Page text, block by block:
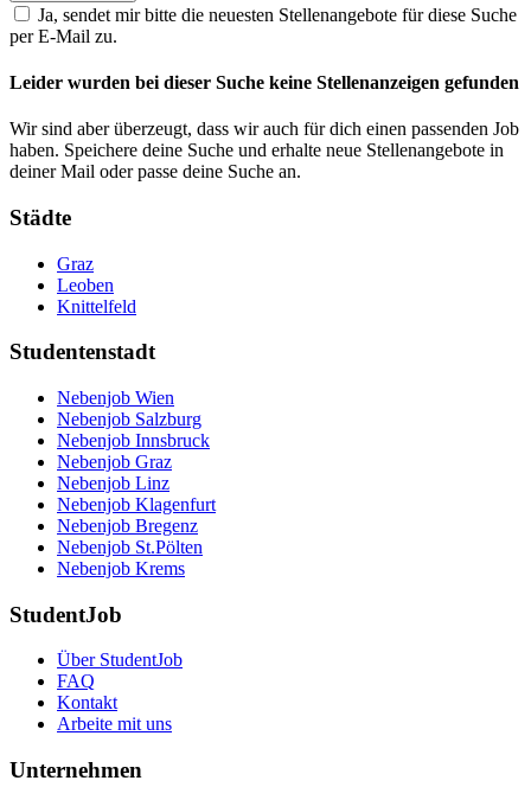
Ja, sendet mir bitte die neuesten Stellenangebote für diese Suche
per E-Mail zu.
Leider wurden bei dieser Suche keine Stellenanzeigen gefunden
Wir sind aber überzeugt, dass wir auch für dich einen passenden Job
haben. Speichere deine Suche und erhalte neue Stellenangebote in
deiner Mail oder passe deine Suche an.
Städte
Graz
Leoben
Knittelfeld
Studentenstadt
Nebenjob Wien
Nebenjob Salzburg
Nebenjob Innsbruck
Nebenjob Graz
Nebenjob Linz
Nebenjob Klagenfurt
Nebenjob Bregenz
Nebenjob St.Pölten
Nebenjob Krems
StudentJob
Über StudentJob
FAQ
Kontakt
Arbeite mit uns
Unternehmen